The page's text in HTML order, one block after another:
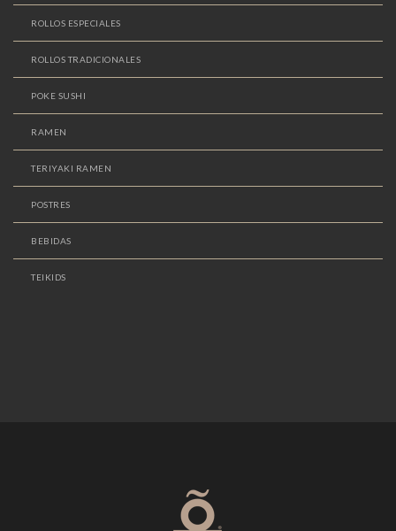
ROLLOS ESPECIALES
ROLLOS TRADICIONALES
POKE SUSHI
RAMEN
TERIYAKI RAMEN
POSTRES
BEBIDAS
TEIKIDS